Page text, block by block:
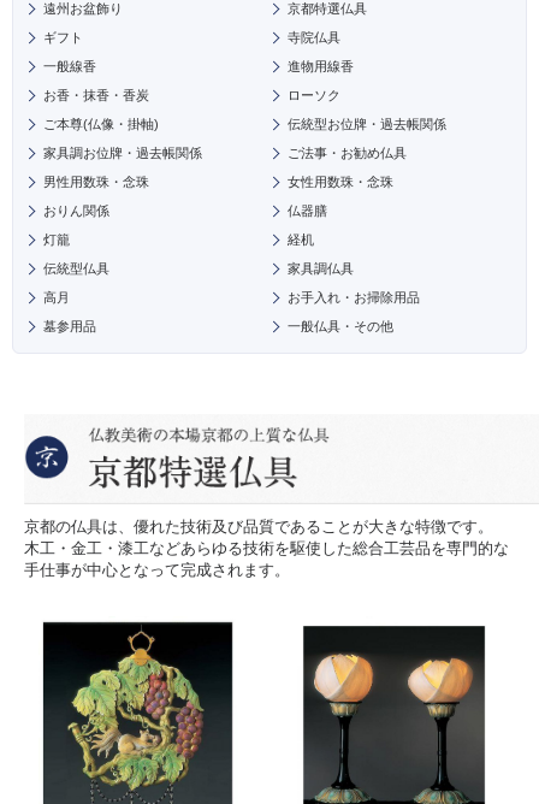
遠州お盆飾り
京都特選仏具
ギフト
寺院仏具
一般線香
進物用線香
お香・抹香・香炭
ローソク
ご本尊(仏像・掛軸)
伝統型お位牌・過去帳関係
家具調お位牌・過去帳関係
ご法事・お勧め仏具
男性用数珠・念珠
女性用数珠・念珠
おりん関係
仏器膳
灯籠
経机
伝統型仏具
家具調仏具
高月
お手入れ・お掃除用品
墓参用品
一般仏具・その他
京都の仏具は、優れた技術及び品質であることが大きな特徴です。
木工・金工・漆工などあらゆる技術を駆使した総合工芸品を専門的な
手仕事が中心となって完成されます。